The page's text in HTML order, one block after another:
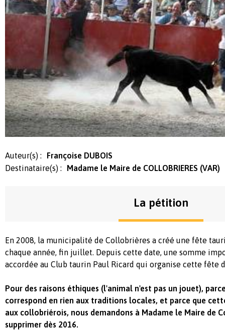
Auteur(s) :
Françoise DUBOIS
Destinataire(s) :
Madame le Maire de COLLOBRIERES (VAR)
La pétition
En 2008, la municipalité de Collobrières a créé une fête
chaque année, fin juillet. Depuis cette date, une somme
accordée au Club taurin Paul Ricard qui organise cette fête
Pour des raisons éthiques (l'animal n'est pas un jouet),
correspond en rien aux traditions locales, et parce que
aux collobriérois, nous demandons à Madame le Maire de
supprimer dès 2016.